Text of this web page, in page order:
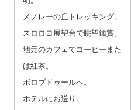
メノレーの丘トレッキング。
スロロヨ展望台で眺望鑑賞。
地元のカフェでコーヒーまた
は紅茶。
ボロブドゥールへ。
ホテルにお送り。